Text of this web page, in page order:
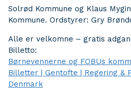
Solrød Kommune og Klaus
Kommune. Ordstyrer: Gry
Alle er velkomne – gratis
Billetto:
Børnevennerne og FOBUs
Billetter | Gentofte | Regering &
Denmark